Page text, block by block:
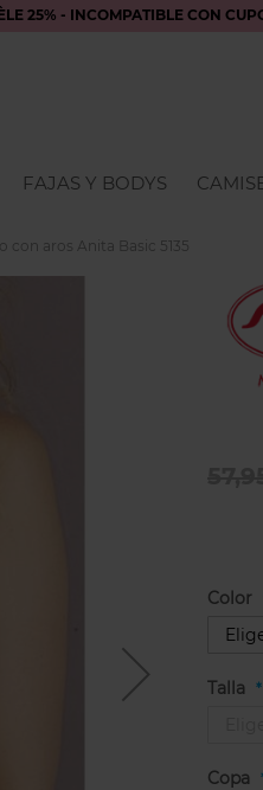
25% - INCOMPATIBLE CON
FAJAS Y BODYS
con aros Anita Basic 5135
Color
Talla
Copa